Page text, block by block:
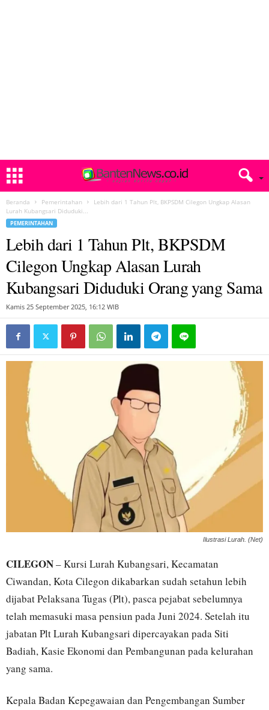
Beranda Pemerintahan
Lebih dari 1 Tahun Plt, BKPSDM Cilegon Ungkap Alasan
Lurah Kubangsari Diduduki...
PEMERINTAHAN
Lebih dari 1 Tahun Plt, BKPSDM
Cilegon Ungkap Alasan Lurah
Kubangsari Diduduki Orang yang Sama
Kamis 25 September 2025, 16:12 WIB
Ilustrasi Lurah. (Net)
CILEGON– Kursi Lurah Kubangsari, Kecamatan
Ciwandan, Kota Cilegon dikabarkan sudah setahun lebih
dijabat Pelaksana Tugas (Plt), pasca pejabat sebelumnya
telah memasuki masa pensiun pada Juni 2024. Setelah itu
jabatan Plt Lurah Kubangsari dipercayakan pada Siti
Badiah, Kasie Ekonomi dan Pembangunan pada kelurahan
yang sama.
Kepala Badan Kepegawaian dan Pengembangan Sumber